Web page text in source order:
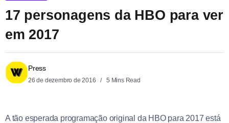
17 personagens da HBO para ver
em 2017
Press
26 de dezembro de 2016 5 Mins Read
A tão esperada programação original da HBO para 2017 está